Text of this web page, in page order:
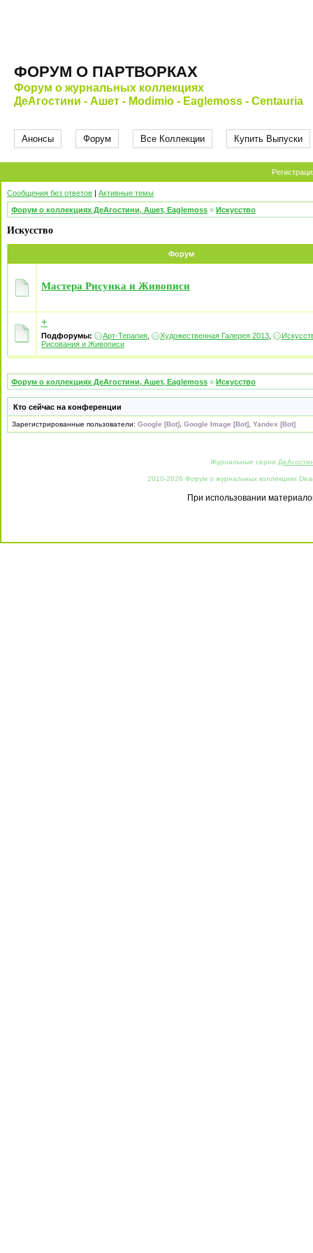
ФОРУМ О ПАРТВОРКАХ
Форум о журнальных коллекциях
ДеАгостини - Ашет - Modimio - Eaglemoss - Centauria
Анонсы Форум Все Коллекции Купить Выпуски
Сообщения без ответов | Активные темы
Форум о коллекциях ДеАгостини, Ашет, Eaglemoss » Искусство
Искусство
Форум
Мастера Рисунка и Живописи
+
Подфорумы: Арт-Терапия Художественная Галерея 2013
Рисования и Живописи
Форум о коллекциях ДеАгостини, Ашет, Eaglemoss » Искусство
Кто сейчас на конференции
Зарегистрированные пользователи: Google [Bot] Google Image [Bot] Yandex [Bot]
Журнальные серии
2010-2026 Форум о журнальных коллекциях
При использовании